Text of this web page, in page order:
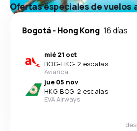
Ofertas especiales de vuelos
Bogotá- Hong Kong 16 días
mié 21 oct
BOG-HKG· 2 escalas
Avianca
jue 05 nov
HKG-BOG· 2 escalas
EVA Airways